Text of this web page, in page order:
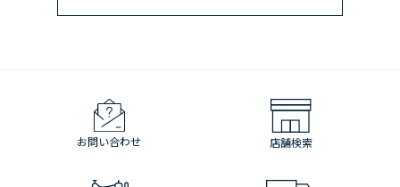
お問い合わせ 店舗検索